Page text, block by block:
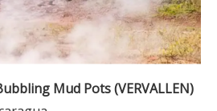
Mud Pots (VERVALLEN)